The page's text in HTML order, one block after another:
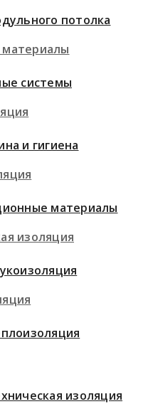
изоляция
потолка
системы
и гигиена
материалы
изоляция